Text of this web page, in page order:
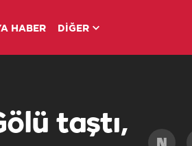
HABER DİĞER
taştı,